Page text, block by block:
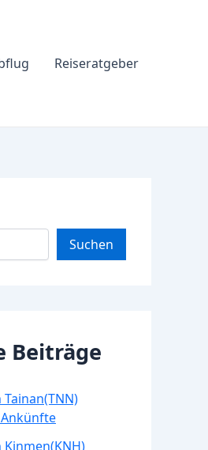
Reiseratgeber
Suchen
Beiträge
Kinmen(KNH)